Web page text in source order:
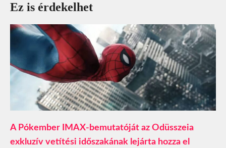
Ez is érdekelhet
A Pókember IMAX-bemutatóját az Odüsszeia
exkluzív vetítési időszakának lejárta hozza el